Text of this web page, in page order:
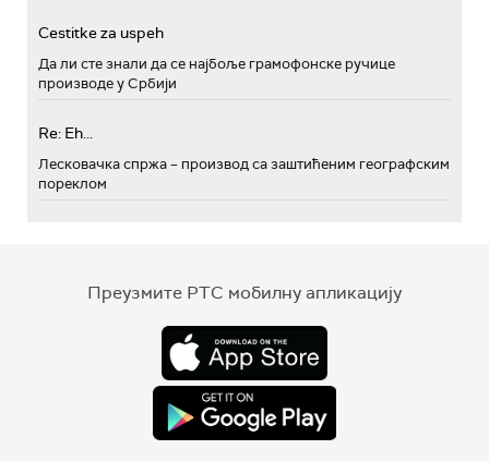
Cestitke za uspeh
Да ли сте знали да се најбоље грамофонске ручице
производе у Србији
Re: Eh...
Лесковачка спржа – производ са заштићеним географским
пореклом
Преузмите РТС мобилну апликацију